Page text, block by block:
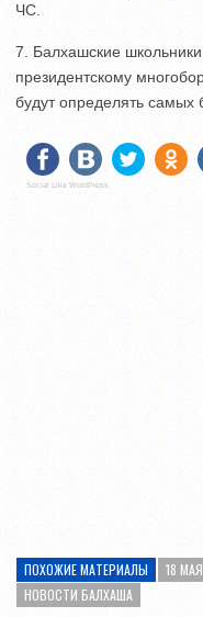
ЧС.
7. Балхашские
президентскому
будут определять самых
Social Like WordPress
ПОХОЖИЕ МАТЕРИАЛЫ 18 МАЯ
НОВОСТИ БАЛХАША